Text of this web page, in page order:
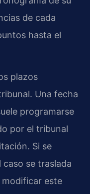
de cada
hasta el
plazos
Una fecha
programarse
por el tribunal
Si se
se traslada
modificar este